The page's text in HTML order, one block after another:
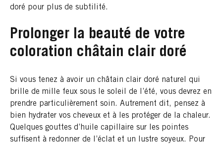
doré pour plus de subtilité.
Prolonger la beauté de votre
coloration châtain clair doré
Si vous tenez à avoir un châtain clair doré naturel qui
brille de mille feux sous le soleil de l’été, vous devrez en
prendre particulièrement soin. Autrement dit, pensez à
bien hydrater vos cheveux et à les protéger de la chaleur.
Quelques gouttes d’huile capillaire sur les pointes
suffisent à redonner de l’éclat et un lustre soyeux. Pour